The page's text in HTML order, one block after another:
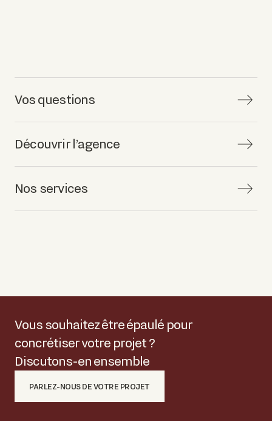
Vos questions
Découvrir l’agence
Nos services
Vous souhaitez être épaulé pour
concrétiser votre projet ?
Discutons-en ensemble
PARLEZ-NOUS DE VOTRE PROJET